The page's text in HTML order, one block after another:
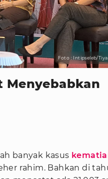
Foto : Intipseleb/
Menyebabkan
banyak kasus
rahim. Bahkan di